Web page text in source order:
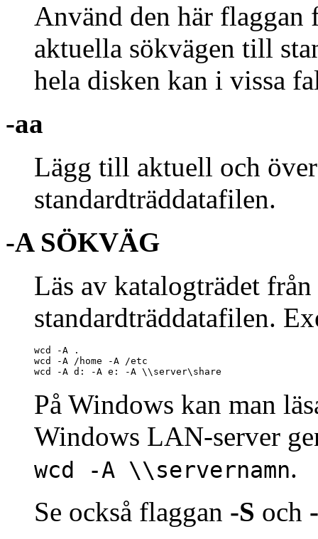
Använd den här flaggan
aktuella sökvägen till
hela disken kan i vissa
-aa
Lägg till aktuell och
standardträddatafilen.
-A SÖKVÄG
Läs av katalogträdet från
standardträddatafilen.
wcd -A .
wcd -A /home -A /etc
wcd -A d: -A e: -A \\server\share
På Windows kan man
Windows LAN-server
wcd -A \\servernamn.
Se också flaggan -S och